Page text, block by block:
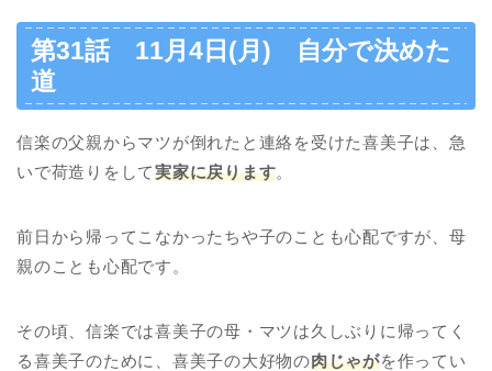
第31話 11月4日(月) 自分で決めた
道
信楽の父親からマツが倒れたと連絡を受けた喜美子は、急
いで荷造りをして実家に戻ります。
前日から帰ってこなかったちや子のことも心配ですが、母
親のことも心配です。
その頃、信楽では喜美子の母・マツは久しぶりに帰ってく
る喜美子のために、喜美子の大好物の肉じゃがを作ってい